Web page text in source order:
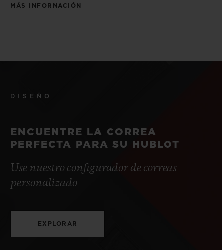
MÁS INFORMACIÓN
DISEÑO
ENCUENTRE LA CORREA
PERFECTA PARA SU HUBLOT
Use nuestro configurador de correas
personalizado
EXPLORAR